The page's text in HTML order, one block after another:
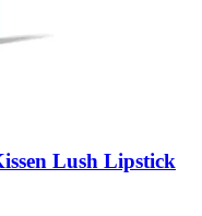
Lush Lipstick